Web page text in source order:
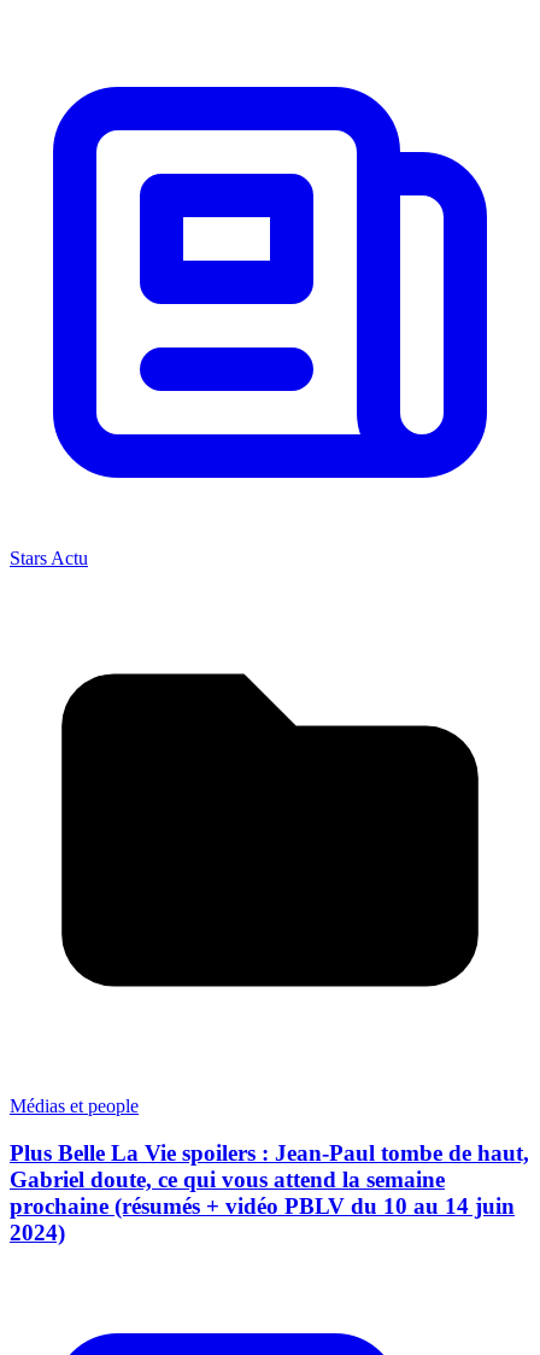
Stars Actu
Médias et people
Plus Belle La Vie spoilers : Jean-Paul tombe de haut,
Gabriel doute, ce qui vous attend la semaine
prochaine (résumés + vidéo PBLV du 10 au 14 juin
2024)